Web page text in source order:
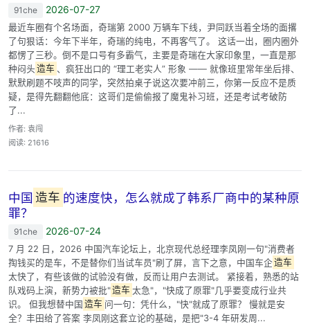
91che 2026-07-27
最近车圈有个名场面，奇瑞第 2000 万辆车下线，尹同跃当着全场的面撂
了句狠话：今年下半年，奇瑞的纯电，不再客气了。 这话一出，圈内圈外
都愣了三秒。倒不是口号有多霸气，主要是奇瑞在大家印象里，一直是那
种闷头 造车 、疯狂出口的 “理工老实人” 形象 —— 就像班里常年坐后排、
默默刷题不吱声的同学，突然拍桌子说这次要冲前三，你第一反应不是质
疑，是得先翻翻他底：这哥们是偷偷报了魔鬼补习班，还是考试考破防
了...
作者: 袁闯
阅读: 21616
中国 造车 的速度快，怎么就成了韩系厂商中的某种原
罪？
91che 2026-07-24
7 月 22 日，2026 中国汽车论坛上，北京现代总经理李凤刚一句"消费者
掏钱买的是车，不是替你们当试车员"刷了屏，言下之意，中国车企造车
太快了，有些该做的试验没有做，反而让用户去测试。 紧接着，熟悉的站
队戏码上演，新势力被批"造车 太急"，"快成了原罪"几乎要变成行业共
识。 但我想替中国 造车 问一句：凭什么，"快"就成了原罪？ 慢就是安
全？丰田给了答案 李凤刚这套立论的基础，是把"3-4 年研发周...